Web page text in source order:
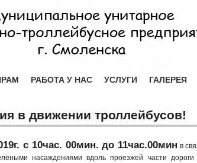
РАБОТА У НАС УСЛУГИ ГАЛЕРЕЯ
в движении троллейбусов!
с 10час. 00мин. до 11час.00мин в
насаждениями вдоль проезжей части